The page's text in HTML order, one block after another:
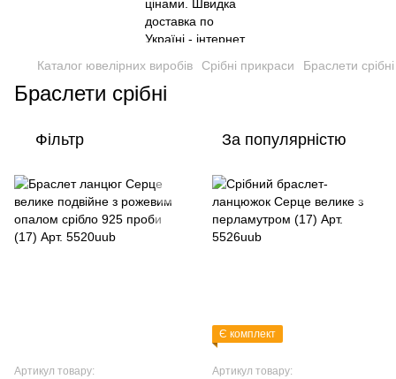
Каталог ювелірних виробів Срібні прикраси Браслети срібні
Браслети срібні
Фільтр За популярністю
Артикул товару:
Є комплект
Артикул товару: